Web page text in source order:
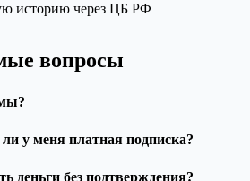
историю через ЦБ РФ
вопросы
у меня платная подписка?
деньги без подтверждения?